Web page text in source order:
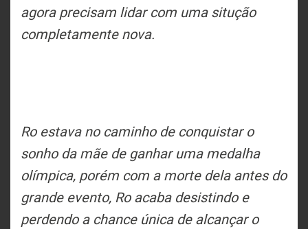
agora precisam lidar com uma situção
completamente nova.
Ro estava no caminho de conquistar o
sonho da mãe de ganhar uma medalha
olímpica, porém com a morte dela antes do
grande evento, Ro acaba desistindo e
perdendo a chance única de alcançar o